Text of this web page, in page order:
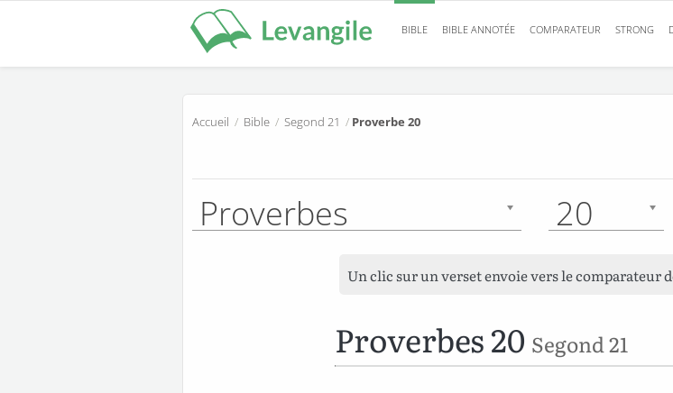
BIBLE BIBLE ANNOTÉE COMPARATEUR STRONG
Accueil / Bible / Segond 21 / Proverbe 20
Proverbes 20
Un clic sur un verset envoie vers le comparateur
Proverbes 20 Segond 21